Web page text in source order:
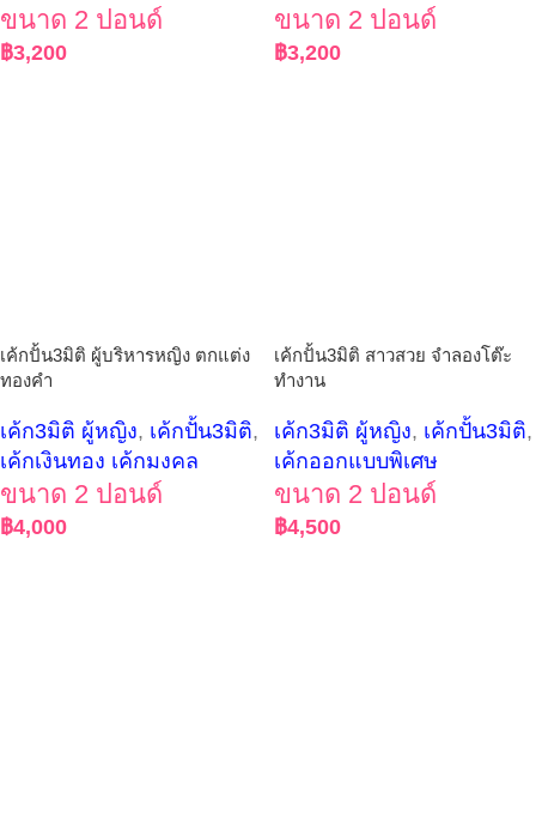
ขนาด 2 ปอนด์
฿3,200
ขนาด 2 ปอนด์
฿3,200
เค้กปั้น3มิติ ผู้บริหารหญิง ตกแต่ง
ทองคำ
เค้ก3มิติ ผู้หญิง, เค้กปั้น3มิติ,
เค้กเงินทอง เค้กมงคล
ขนาด 2 ปอนด์
฿4,000
เค้กปั้น3มิติ สาวสวย จำลองโต๊ะ
ทำงาน
เค้ก3มิติ ผู้หญิง, เค้กปั้น3มิติ,
เค้กออกแบบพิเศษ
ขนาด 2 ปอนด์
฿4,500